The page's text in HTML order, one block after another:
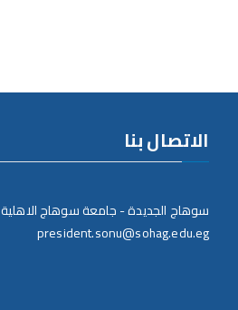
الاتصال بنا
سوهاج الجديدة - جامعة سوهاج الاهلية
president.sonu@sohag.edu.eg